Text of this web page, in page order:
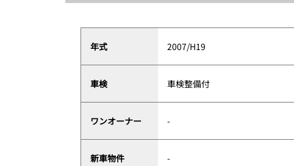
年式 2007/H19
車検 車検整備付
ワンオーナー -
新車物件 -